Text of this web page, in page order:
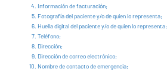
Información de facturación;
Fotografía del paciente y/o de quien lo representa;
Huella digital del paciente y/o de quien lo representa;
Teléfono;
Dirección;
Dirección de correo electrónico;
Nombre de contacto de emergencia;